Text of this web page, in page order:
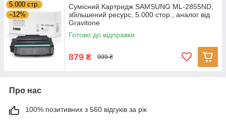
5.000 стр.
–12%
Сумісний Картридж SAMSUNG ML-2855ND,
збільшений ресурс, 5.000 стор., аналог від
Gravitone
Готово до відправки
879 ₴ 999 ₴
Про нас
100% позитивних з 560 відгуків за рік